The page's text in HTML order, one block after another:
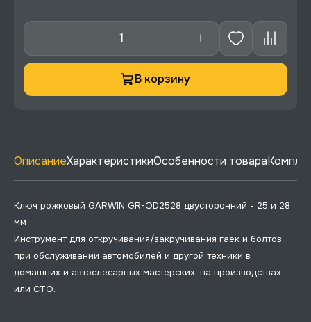
В корзину
ОписаниеХарактеристикиОсобенности товара
Ключ рожковый GARWIN GR-OD2528 двусторонний - 25 и 28
мм.
Инструмент для откручивания/закручивания гаек и болтов
при обслуживании автомобилей и другой техники в
домашних и автослесарных мастерских, на производствах
или СТО.